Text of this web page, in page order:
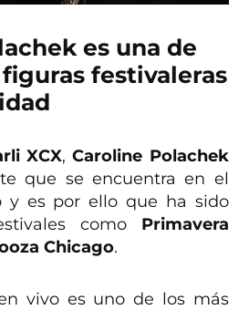
es una de
festivaleras
XCX,Caroline Polachek
que se encuentra en el
y es por ello que ha sido
como Primavera
Chicago.
vivo es uno de los más